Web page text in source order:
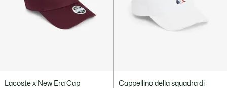
Lacoste x New Era Cap
Cappellino della squadra di